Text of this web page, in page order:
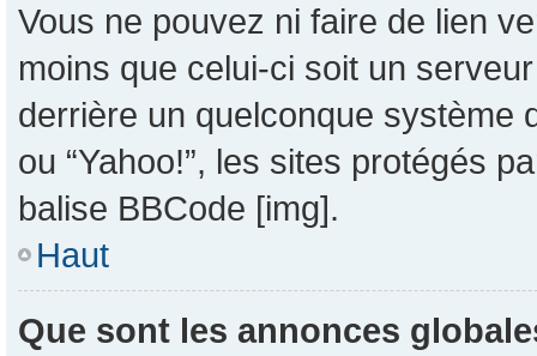
Vous ne pouvez ni faire de lien
moins que celui-ci soit un
derrière un quelconque système
ou “Yahoo!”, les sites protégés
balise BBCode [img].
Haut
Que sont les annonces